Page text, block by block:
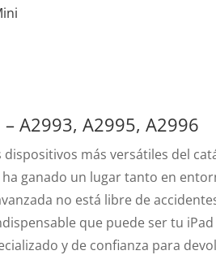
A2993, A2995, A2996
dispositivos más versátiles del
ganado un lugar tanto en
no está libre de
que puede ser tu
y de confianza para